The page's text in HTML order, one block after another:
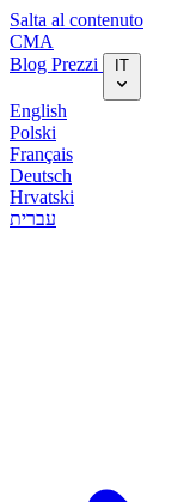
Salta al contenuto
CMA
Blog‎ Prezzi IT
English
Polski
Français
Deutsch
Hrvatski
עברית